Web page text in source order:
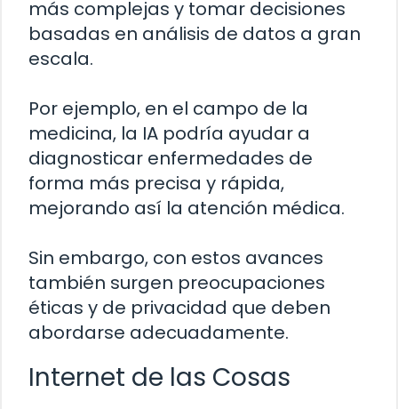
más complejas y tomar decisiones
basadas en análisis de datos a gran
escala.
Por ejemplo, en el campo de la
medicina, la IA podría ayudar a
diagnosticar enfermedades de
forma más precisa y rápida,
mejorando así la atención médica.
Sin embargo, con estos avances
también surgen preocupaciones
éticas y de privacidad que deben
abordarse adecuadamente.
Internet de las Cosas